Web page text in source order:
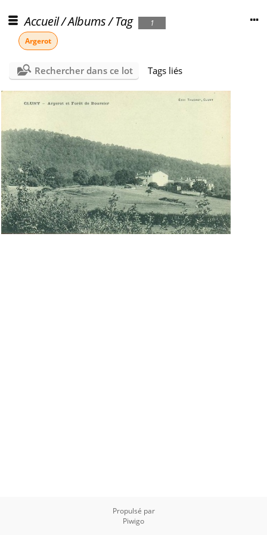
Accueil/Albums/Tag
1
Argerot
Rechercher dans ce lot Tags liés
Propulsé par
Piwigo